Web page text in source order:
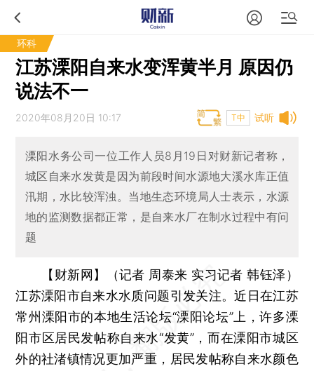
环科
江苏溧阳自来水变浑黄半月 原因仍
说法不一
试听
2020年08月20日 10:17 T中
溧阳水务公司一位工作人员8月19日对财新记者称，
城区自来水发黄是因为前段时间水源地大溪水库正值
汛期，水比较浑浊。当地生态环境局人士表示，水源
地的监测数据都正常，是自来水厂在制水过程中有问
题
【财新网】（记者 周泰来 实习记者 韩钰泽）
江苏溧阳市自来水水质问题引发关注。近日在江苏
常州溧阳市的本地生活论坛“溧阳论坛”上，许多溧
阳市区居民发帖称自来水“发黄”，而在溧阳市城区
外的社渚镇情况更加严重，居民发帖称自来水颜色